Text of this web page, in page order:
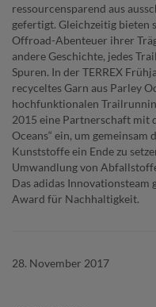
ressourcensparend aus
gefertigt. Gleichzeitig bieten
Offroad-Abenteuer ihrer
andere Geschichte, jedes
Spuren. In der TERREX
recyceltes Garn aus Parley
hochfunktionalen
2015 eine Partnerschaft mit
Oceans“ ein, um
Kunststoffe ein Ende zu
Umwandlung von
Das adidas
Award für Nachhaltigkeit.
28. November 2017